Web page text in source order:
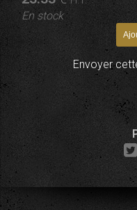
En stock
Envoyer